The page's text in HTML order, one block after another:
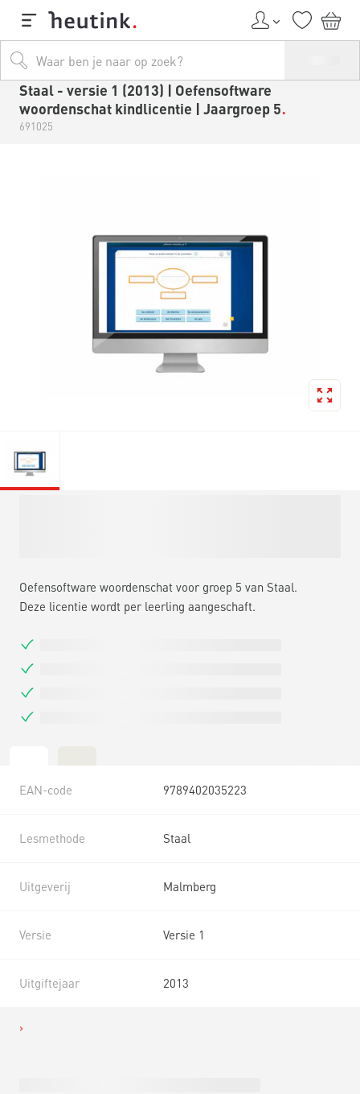
Staal - versie 1 (2013) | Oefensoftware
woordenschat kindlicentie | Jaargroep 5
691025
Oefensoftware woordenschat voor groep 5 van Staal.
Deze licentie wordt per leerling aangeschaft.
EAN-code 9789402035223
Lesmethode Staal
Uitgeverij Malmberg
Versie Versie 1
Uitgiftejaar 2013